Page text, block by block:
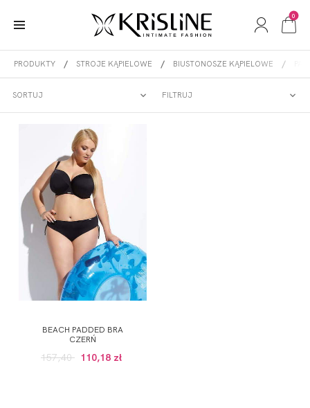
0
PRODUKTY STROJE KĄPIELOWE BIUSTONOSZE KĄPIELOWE
SORTUJ FILTRUJ
PADDED BRA
BEACH PADDED BRA
CZERŃ
157,40 110,18 zł